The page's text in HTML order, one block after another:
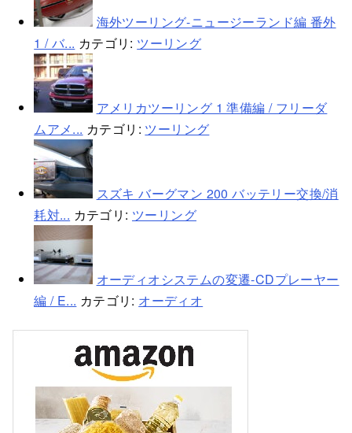
海外ツーリング-ニュージーランド編 番外
1 / バ... カテゴリ: ツーリング
アメリカツーリング 1 準備編 / フリーダ
ムアメ... カテゴリ: ツーリング
スズキ バーグマン 200 バッテリー交換/消
耗対... カテゴリ: ツーリング
オーディオシステムの変遷-CDプレーヤー
編 / E... カテゴリ: オーディオ